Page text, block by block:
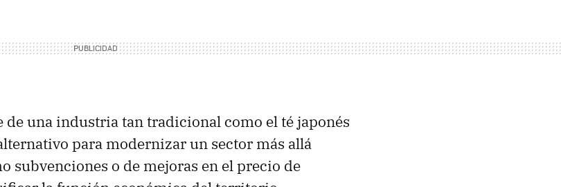
de una industria tan tradicional como el té japonés
para modernizar un sector más allá
subvenciones o de mejoras en el precio de